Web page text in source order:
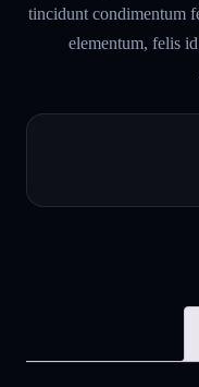
tincidunt condimentum
elementum, felis